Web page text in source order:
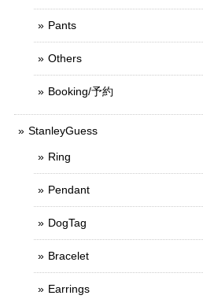
Pants
Others
Booking/予約
StanleyGuess
Ring
Pendant
DogTag
Bracelet
Earrings